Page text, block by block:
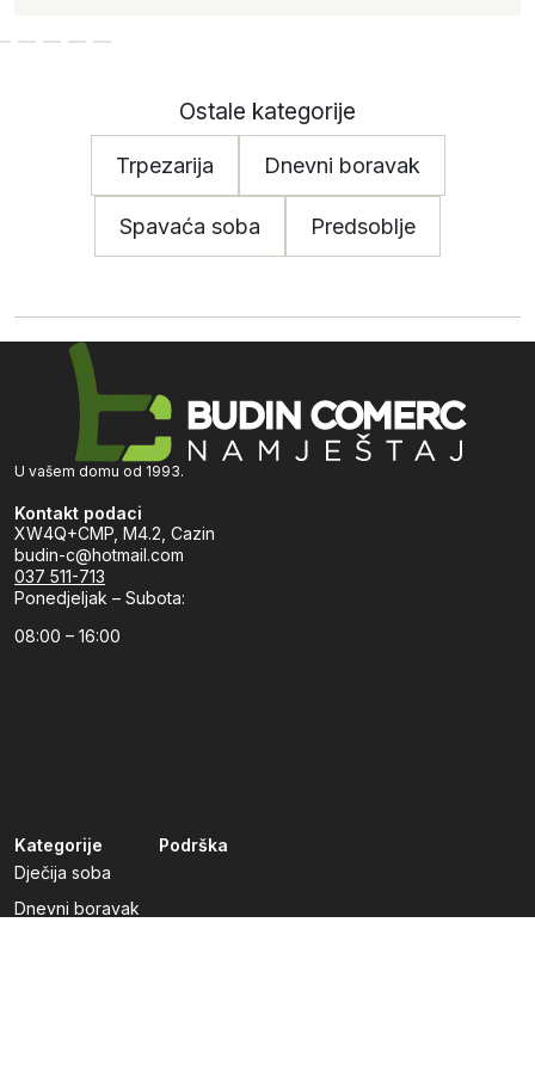
Ostale kategorije
Trpezarija Dnevni boravak
Spavaća soba Predsoblje
U vašem domu od 1993.
Kontakt podaci
XW4Q+CMP, M4.2, Cazin
budin-c@hotmail.com
037 511-713
Ponedjeljak – Subota:
08:00 – 16:00
Kategorije
Dječija soba
Dnevni boravak
Podrška